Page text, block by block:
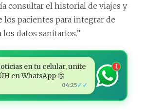
consultar el historial de viajes y
los pacientes para integrar de
datos sanitarios.”
en tu celular, unite
en WhatsApp 🤩
04:25✓✓
1